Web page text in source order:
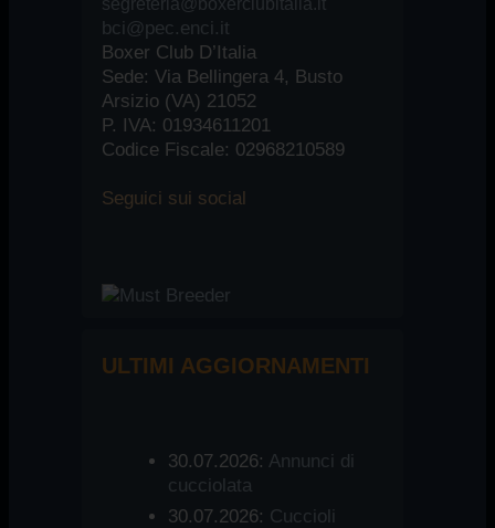
segreteria@boxerclubitalia.it
bci@pec.enci.it
Boxer Club D’Italia
Sede: Via Bellingera 4, Busto
Arsizio (VA) 21052
P. IVA: 01934611201
Codice Fiscale: 02968210589
Seguici sui social
ULTIMI AGGIORNAMENTI
30.07.2026: Annunci di
cucciolata
30.07.2026: Cuccioli